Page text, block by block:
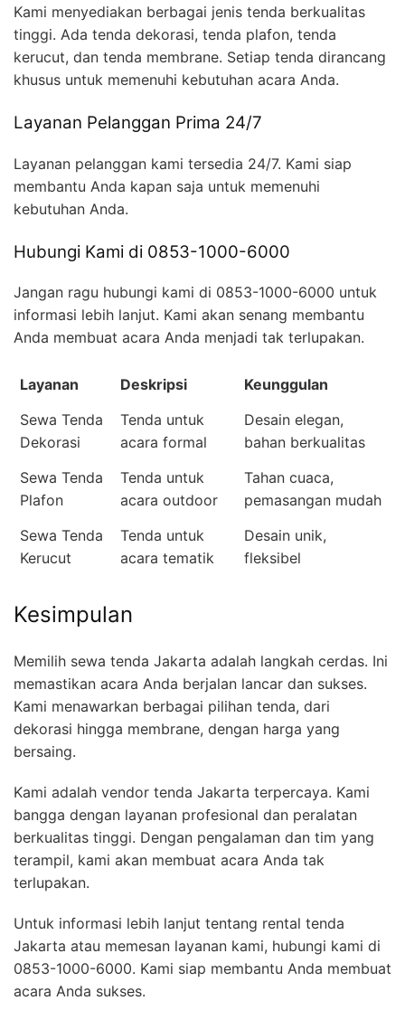
Kami menyediakan berbagai jenis tenda berkualitas
tinggi. Ada tenda dekorasi, tenda plafon, tenda
kerucut, dan tenda membrane. Setiap tenda dirancang
khusus untuk memenuhi kebutuhan acara Anda.
Layanan Pelanggan Prima 24/7
Layanan pelanggan kami tersedia 24/7. Kami siap
membantu Anda kapan saja untuk memenuhi
kebutuhan Anda.
Hubungi Kami di 0853-1000-6000
Jangan ragu hubungi kami di 0853-1000-6000 untuk
informasi lebih lanjut. Kami akan senang membantu
Anda membuat acara Anda menjadi tak terlupakan.
Layanan Deskripsi
Keunggulan
Sewa Tenda
Dekorasi
Tenda untuk
acara formal
Desain elegan,
bahan berkualitas
Sewa Tenda
Plafon
Tenda untuk
acara outdoor
Tahan cuaca,
pemasangan mudah
Sewa Tenda
Kerucut
Tenda untuk
acara tematik
Desain unik,
fleksibel
Kesimpulan
Memilih sewa tenda Jakarta adalah langkah cerdas. Ini
memastikan acara Anda berjalan lancar dan sukses.
Kami menawarkan berbagai pilihan tenda, dari
dekorasi hingga membrane, dengan harga yang
bersaing.
Kami adalah vendor tenda Jakarta terpercaya. Kami
bangga dengan layanan profesional dan peralatan
berkualitas tinggi. Dengan pengalaman dan tim yang
terampil, kami akan membuat acara Anda tak
terlupakan.
Untuk informasi lebih lanjut tentang rental tenda
Jakarta atau memesan layanan kami, hubungi kami di
0853-1000-6000. Kami siap membantu Anda membuat
acara Anda sukses.